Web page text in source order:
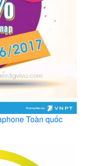
Toàn quốc